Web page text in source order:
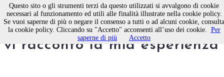
Con l’Inps si vola a Dublino:
vi racconto la mia esperienza
Questo sito o gli strumenti terzi da questo utilizzati si avvalgono di cookie
necessari al funzionamento ed utili alle finalità illustrate nella cookie policy.
Se vuoi saperne di più o negare il consenso a tutti o ad alcuni cookie, consulta
la cookie policy. Cliccando su "Accetto" acconsenti all’uso dei cookie. Per
saperne di più
Accetto